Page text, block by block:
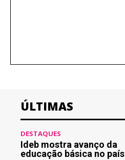
ÚLTIMAS
DESTAQUES
Ideb mostra avanço da
educação básica no país